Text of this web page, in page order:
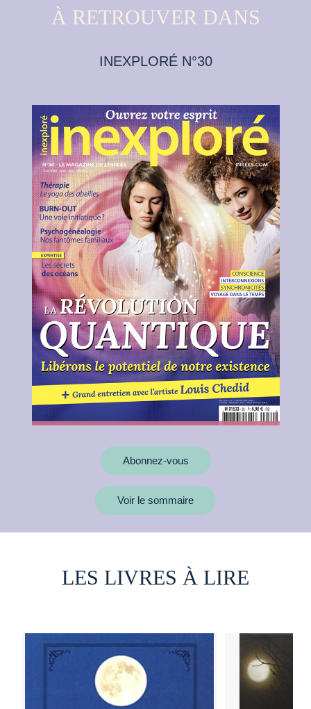
À RETROUVER DANS
INEXPLORÉ N°30
Abonnez-vous
Voir le sommaire
LES LIVRES À LIRE